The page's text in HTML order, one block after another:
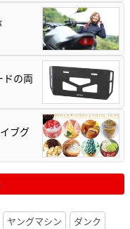
ドの両
ブグ
ヤングマシン
ダンク